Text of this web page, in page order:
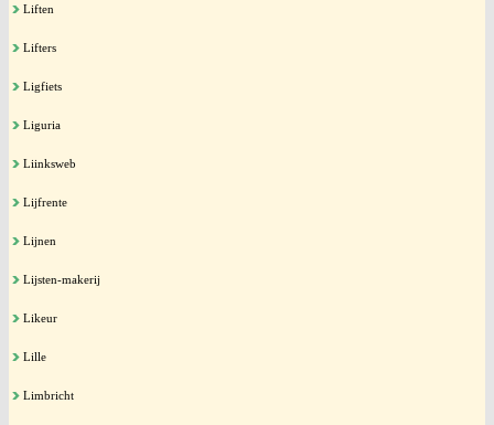
Liften
Lifters
Ligfiets
Liguria
Liinksweb
Lijfrente
Lijnen
Lijsten-makerij
Likeur
Lille
Limbricht